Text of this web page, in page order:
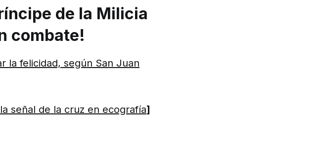
de la Milicia
combate!
la felicidad, según San Juan
señal de la cruz en ecografía]